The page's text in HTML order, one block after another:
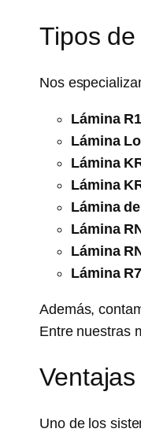
Tipos
Nos
Lámina
Lámina
Lámina
Lámina
Lámina
Lámina
Lámina
Lámina
Además,
Entre nuestras
Uno de los